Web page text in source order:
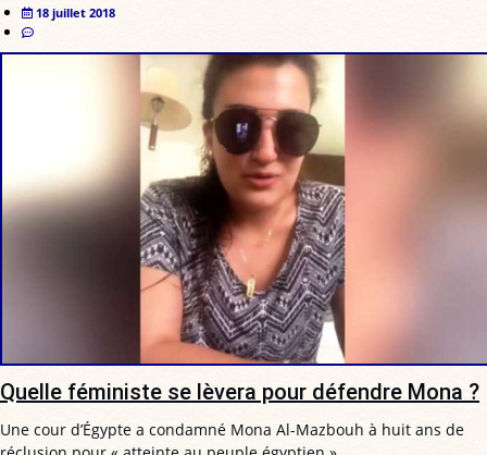
18 juillet 2018
Quelle féministe se lèvera pour défendre Mona ?
Une cour d’Égypte a condamné Mona Al-Mazbouh à huit ans de